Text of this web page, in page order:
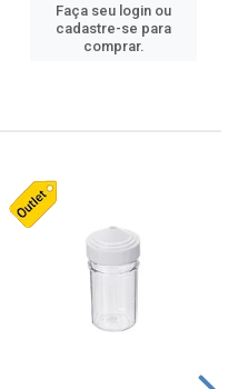
Faça seu login ou
cadastre-se para
comprar.